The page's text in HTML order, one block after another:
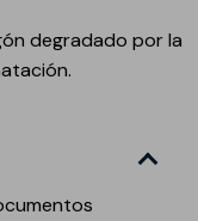
degradado por la